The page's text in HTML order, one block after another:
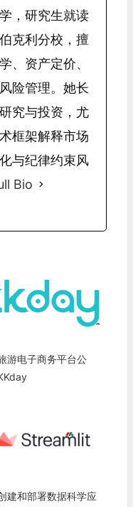
，研究生就读
克利分校，擅
、资产定价、
险管理。她长
究与投资，尤
框架解释市场
与纪律约束风
Bio
游电子商务平台公
建和部署数据科学应